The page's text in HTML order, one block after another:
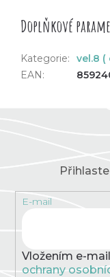
Doplňkové
Kategorie:
vel.8 (
EAN:
E-mail
Vložením e-
ochrany